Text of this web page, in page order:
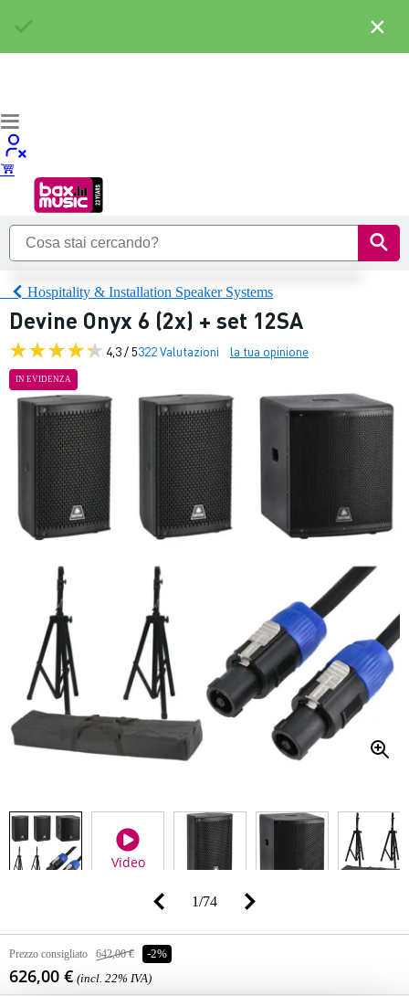
Hospitality & Installation Speaker Systems
Devine Onyx 6 (2x) + set 12SA
4,3 / 5322 Valutazioni la tua opinione
IN EVIDENZA
Video
1/74
Prezzo consigliato 642,00 € -2%
626,00 € (incl. 22% IVA)
×